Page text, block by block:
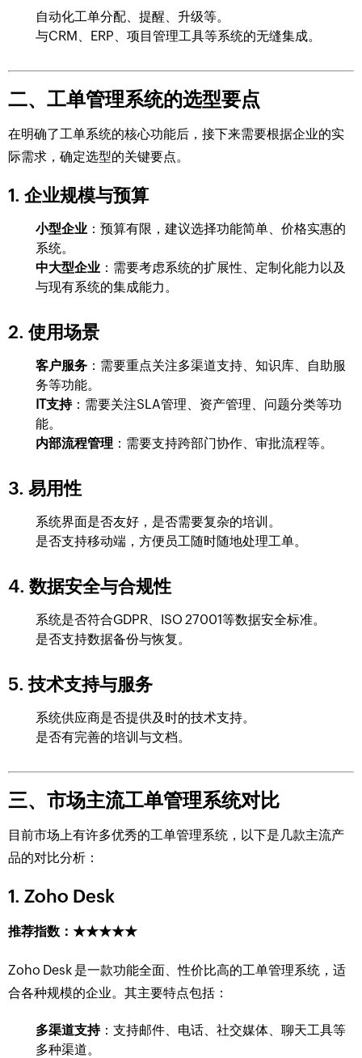
自动化工单分配、提醒、升级等。
与CRM、ERP、项目管理工具等系统的无缝集成。
二、工单管理系统的选型要点
在明确了工单系统的核心功能后，接下来需要根据企业的实
际需求，确定选型的关键要点。
1. 企业规模与预算
小型企业 ：预算有限，建议选择功能简单、价格实惠的
系统。
中大型企业 ：需要考虑系统的扩展性、定制化能力以及
与现有系统的集成能力。
2. 使用场景
客户服务 ：需要重点关注多渠道支持、知识库、自助服
务等功能。
IT支持：需要关注SLA管理、资产管理、问题分类等功
能。
内部流程管理 ：需要支持跨部门协作、审批流程等。
3. 易用性
系统界面是否友好，是否需要复杂的培训。
是否支持移动端，方便员工随时随地处理工单。
4. 数据安全与合规性
系统是否符合GDPR、ISO 27001等数据安全标准。
是否支持数据备份与恢复。
5. 技术支持与服务
系统供应商是否提供及时的技术支持。
是否有完善的培训与文档。
三、市场主流工单管理系统对比
目前市场上有许多优秀的工单管理系统，以下是几款主流产
品的对比分析：
1. Zoho Desk
推荐指数：★★★★★
Zoho Desk 是一款功能全面、性价比高的工单管理系统，适
合各种规模的企业。其主要特点包括：
多渠道支持：支持邮件、电话、社交媒体、聊天工具等
多种渠道。